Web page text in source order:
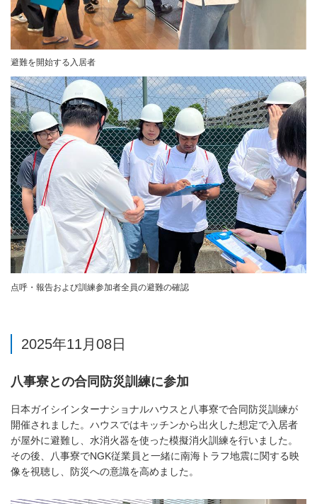
避難を開始する入居者
点呼・報告および訓練参加者全員の避難の確認
2025年11月08日
八事寮との合同防災訓練に参加
日本ガイシインターナショナルハウスと八事寮で合同防災訓練が
開催されました。ハウスではキッチンから出火した想定で入居者
が屋外に避難し、水消火器を使った模擬消火訓練を行いました。
その後、八事寮でNGK従業員と一緒に南海トラフ地震に関する映
像を視聴し、防災への意識を高めました。